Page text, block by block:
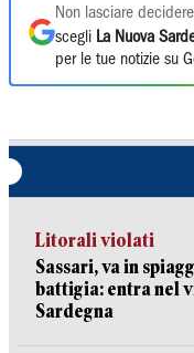
Non lasciare
scegli La Nuova
per le tue notizie su
Litorali violati
Sassari, va in
battigia: entra nel
Sardegna